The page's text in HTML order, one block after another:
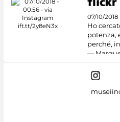
07/10/2018
Ho
potenza,
perché,
—